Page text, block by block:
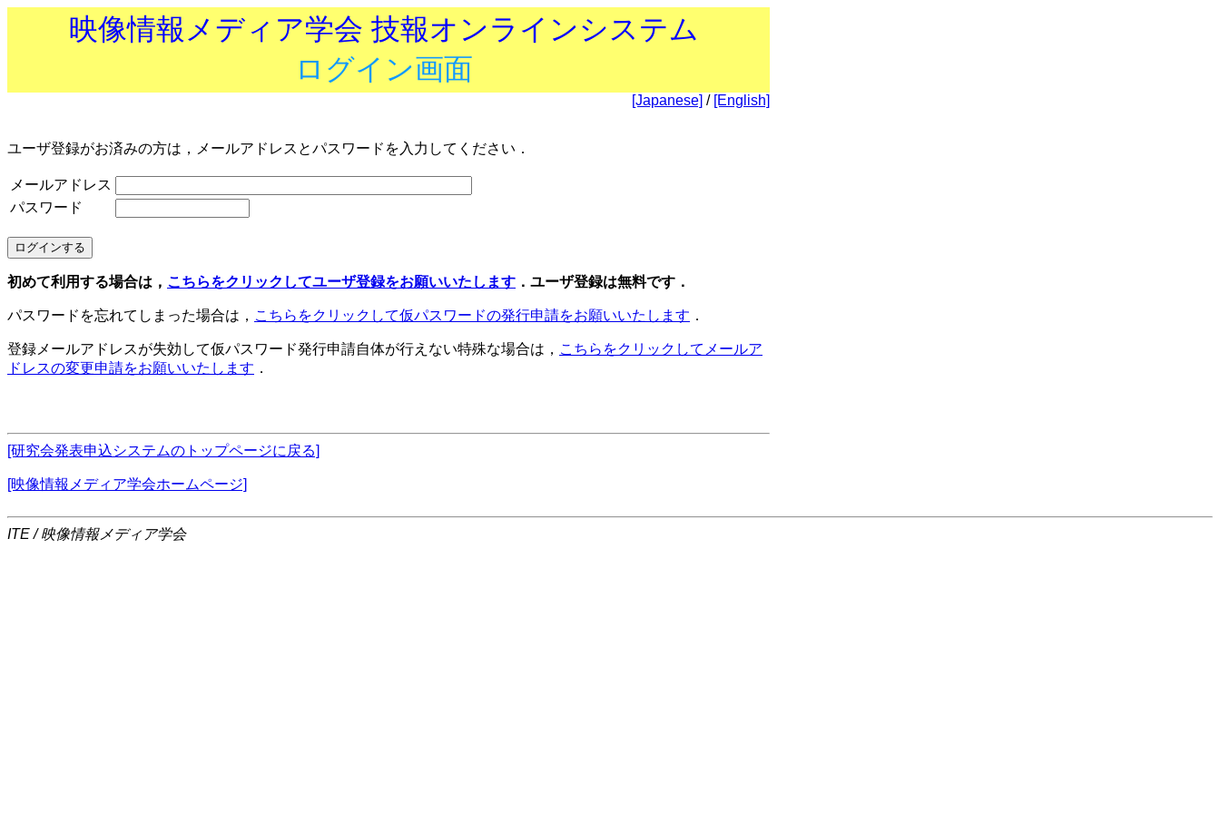
映像情報メディア学会 技報オンラインシステム
ログイン画面
[Japanese] / [English]
ユーザ登録がお済みの方は，メールアドレスとパスワードを入力してください．
メールアドレス
パスワード
初めて利用する場合は， こちらをクリックしてユーザ登録をお願いいたします ．ユーザ登録は無料です．
パスワードを忘れてしまった場合は， こちらをクリックして仮パスワードの発行申請をお願いいたします ．
登録メールアドレスが失効して仮パスワード発行申請自体が行えない特殊な場合は， こちらをクリックしてメールア
ドレスの変更申請をお願いいたします ．
[研究会発表申込システムのトップページに戻る]
[映像情報メディア学会ホームページ]
ITE / 映像情報メディア学会